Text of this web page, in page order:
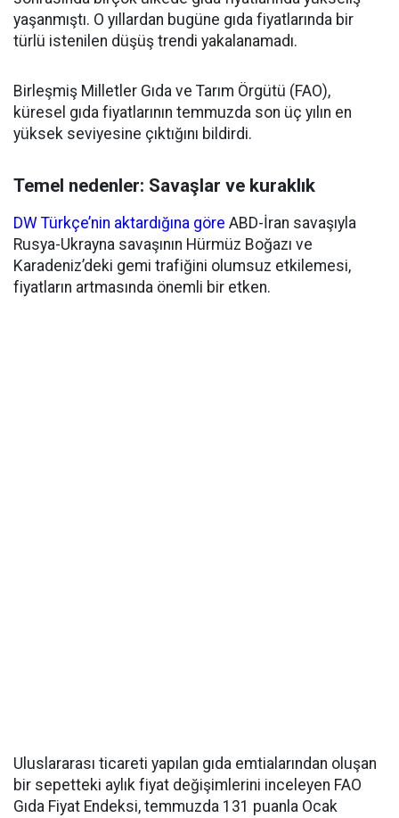
yaşanmıştı. O yıllardan bugüne gıda fiyatlarında bir
türlü istenilen düşüş trendi yakalanamadı.
Birleşmiş Milletler Gıda ve Tarım Örgütü (FAO),
küresel gıda fiyatlarının temmuzda son üç yılın en
yüksek seviyesine çıktığını bildirdi.
Temel nedenler: Savaşlar ve kuraklık
DW Türkçe’nin aktardığına göre ABD-İran savaşıyla
Rusya-Ukrayna savaşının Hürmüz Boğazı ve
Karadeniz’deki gemi trafiğini olumsuz etkilemesi,
fiyatların artmasında önemli bir etken.
Uluslararası ticareti yapılan gıda emtialarından oluşan
bir sepetteki aylık fiyat değişimlerini inceleyen FAO
Gıda Fiyat Endeksi, temmuzda 131 puanla Ocak